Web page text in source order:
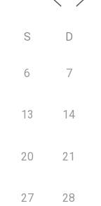
S D
6 7
13 14
20 21
27 28